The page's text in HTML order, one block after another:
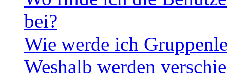
bei?
Wie werde ich
Weshalb werden